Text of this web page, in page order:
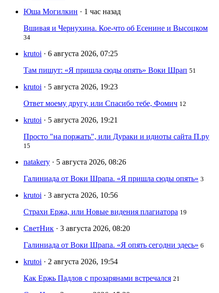
Юша Могилкин · 1 час назад
Вшивая и Чернухина. Кое-что об Есенине и Высоцком
34
krutoi · 6 августа 2026, 07:25
Там пишут: «Я пришла сюды опять» Воки Шрап 51
krutoi · 5 августа 2026, 19:23
Ответ моему другу, или Спасибо тебе, Фомич 12
krutoi · 5 августа 2026, 19:21
Просто "на поржать", или Дураки и идиоты сайта П.ру
15
natakery · 5 августа 2026, 08:26
Галиниада от Воки Шрапа. «Я пришла сюды опять» 3
krutoi · 3 августа 2026, 10:56
Страхи Ержа, или Новые видения плагиатора 19
СветНик · 3 августа 2026, 08:20
Галиниада от Воки Шрапа. «Я опять сегодни здесь» 6
krutoi · 2 августа 2026, 19:54
Как Ержь Падлов с прозарянами встречался 21